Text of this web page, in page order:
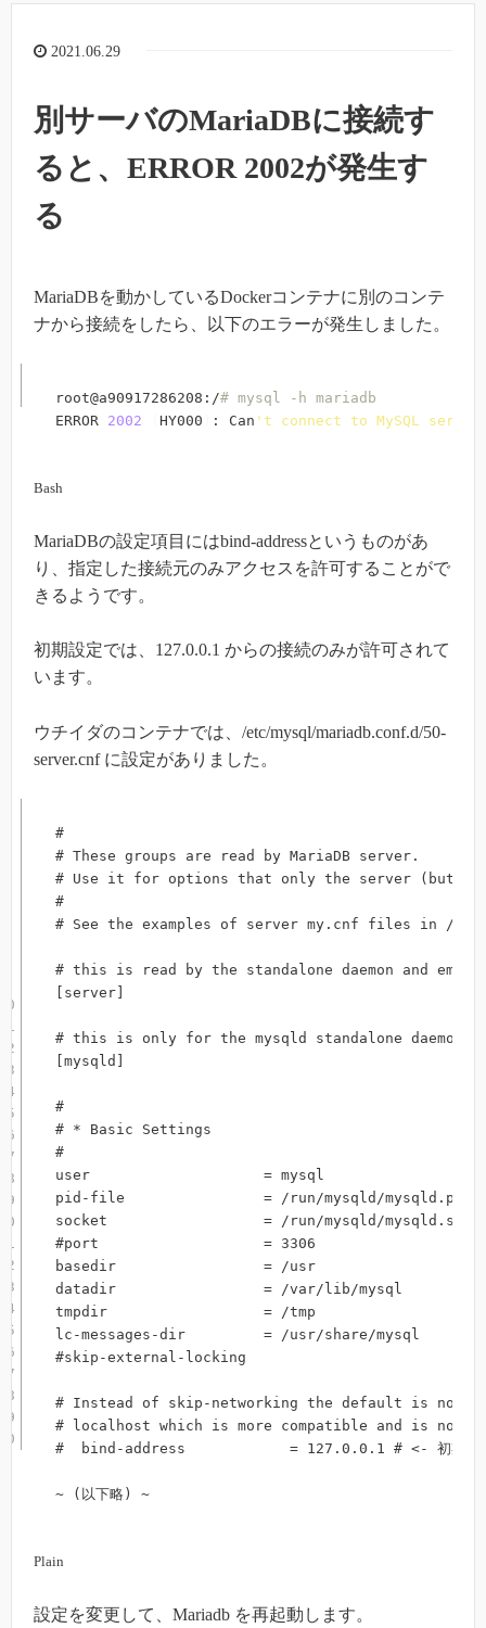
2021.06.29
別サーバのMariaDBに接続す
ると、ERROR 2002が発生す
る
MariaDBを動かしているDockerコンテナに別のコンテ
ナから接続をしたら、以下のエラーが発生しました。
root@a90917286208:/# mysql -h
ERROR 2002 HY000 : Can 't connect to MySQL
Bash
MariaDBの設定項目にはbind-addressというものがあ
り、指定した接続元のみアクセスを許可することがで
きるようです。
初期設定では、127.0.0.1 からの接続のみが許可されて
います。
ウチイダのコンテナでは、/etc/mysql/mariadb.conf.d/50-
server.cnf に設定がありました。
#
# These groups are read by MariaDB server.
# Use it for options that only the server (but
#
# See the examples of server my.cnf files in /usr/
# this is read by the standalone daemon and
[server]
# this is only for the mysqld standalone daemon
[mysqld]
#
# * Basic Settings
#
user                    = mysql
pid-file                = /run/mysqld/mysqld.pid
socket                  = /run/mysqld/mysqld.sock
#port                   = 3306
basedir                 = /usr
datadir                 = /var/lib/mysql
tmpdir                  = /tmp
lc-messages-dir         = /usr/share/mysql
#skip-external-locking
# Instead of skip-networking the default is now
# localhost which is more compatible and is not
#  bind-address            = 127.0.0.1 # <- 初期設定され
~ (以下略) ~
Plain
設定を変更して、Mariadb を再起動します。